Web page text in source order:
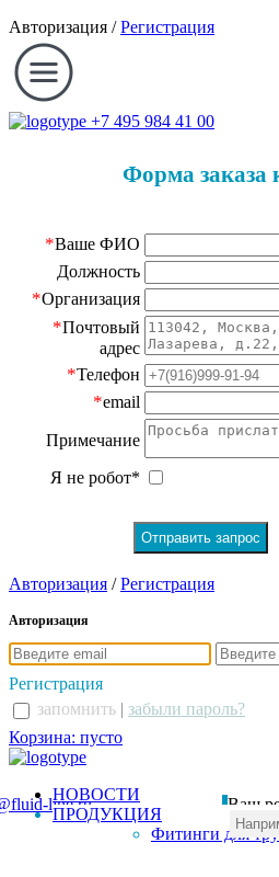
Авторизация /Регистрация
+7 495 984 41 00
Форма заказа
*Ваше ФИО
Должность
*Организация
*Почтовый
адрес
*Телефон
*email
Примечание
Я не робот*
Авторизация /Регистрация
Авторизация
Регистрация
запомнить | забыли пароль?
Корзина: пусто
line.ru Ваш
НОВОСТИ
ПРОДУКЦИЯ
Фитинги для